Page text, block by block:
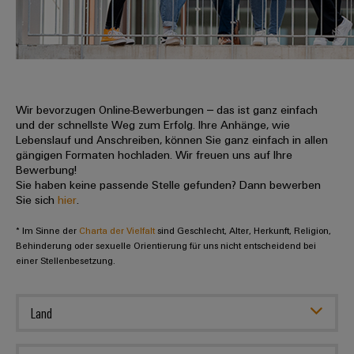
erlebbar
werden.
Datencenter
Produkte
für
Rechenzentren
–
effizient,
zuverlässig,
skalierbar
Energiespeicher
Lösungen
und
Anschlusstechnologie
DC-
u-
OS
Edge
Computing
Industrial
5G
Single
Leiterplattenklemmen
Gehäusesysteme
komponenten
Kabeleinführungssysteme
und
-
komponenten
Anschlussleitungen,
Patchkabel
Fast
Delivery
Beratung
und
digitale
Planung
easyConnect
-
Ihre
uns
Promotionfahrzeug
Distribution
Info
für
unsere
Partner
Vertrieb
Weidmüller
Zahlen
Unser
Vorstand
Nachhaltigkeit
Academy
People
Karriere
Stellen
für
Berufserfahrene
Für
Studierende
Werkstudententätigkeiten
Praktika
Abschlussarbeiten
Wir bevorzugen Online-Bewerbungen – das ist ganz einfach
und der schnellste Weg zum Erfolg. Ihre Anhänge, wie
Lebenslauf und Anschreiben, können Sie ganz einfach in allen
gängigen Formaten hochladen. Wir freuen uns auf Ihre
Bewerbung!
Sie haben keine passende Stelle gefunden? Dann bewerben
Sie sichhier
* Im Sinne der Charta der Vielfalt sind Geschlecht, Alter, Herkunft, Religion,
Behinderung oder sexuelle Orientierung für uns nicht entscheidend bei
einer Stellenbesetzung.
Land